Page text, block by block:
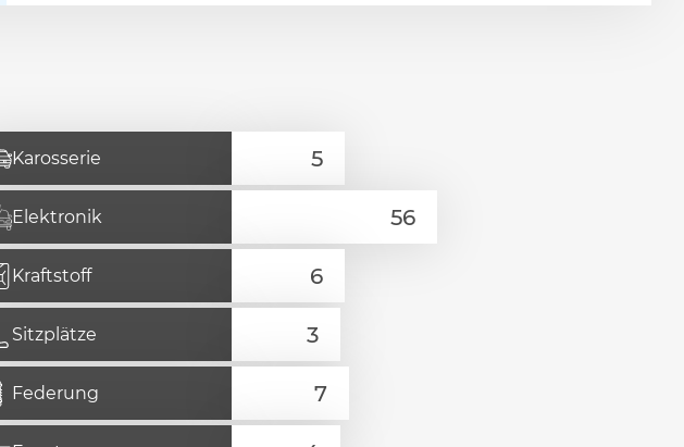
Karosserie
Elektronik
Kraftstoff
Sitzplätze
Federung